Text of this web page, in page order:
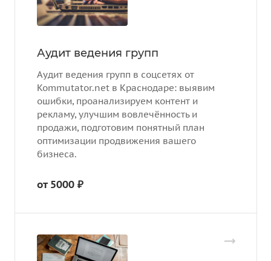
Аудит ведения групп
Аудит ведения групп в соцсетях от
Kommutator.net в Краснодаре: выявим
ошибки, проанализируем контент и
рекламу, улучшим вовлечённость и
продажи, подготовим понятный план
оптимизации продвижения вашего
бизнеса.
от 5000 ₽